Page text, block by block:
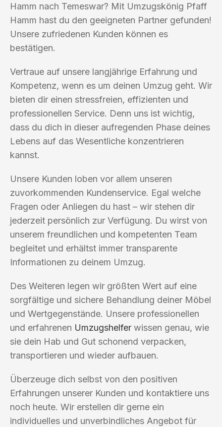
Hamm nach Temeswar? Mit Umzugskönig Pfaff
Hamm hast du den geeigneten Partner gefunden!
Unsere zufriedenen Kunden können es
bestätigen.
Vertraue auf unsere langjährige Erfahrung und
Kompetenz, wenn es um deinen Umzug geht. Wir
bieten dir einen stressfreien, effizienten und
professionellen Service. Denn uns ist wichtig,
dass du dich in dieser aufregenden Phase deines
Lebens auf das Wesentliche konzentrieren
kannst.
Unsere Kunden loben vor allem unseren
zuvorkommenden Kundenservice. Egal welche
Fragen oder Anliegen du hast – wir stehen dir
jederzeit persönlich zur Verfügung. Du wirst von
unserem freundlichen und kompetenten Team
begleitet und erhältst immer transparente
Informationen zu deinem Umzug.
Des Weiteren legen wir größten Wert auf eine
sorgfältige und sichere Behandlung deiner Möbel
und Wertgegenstände. Unsere professionellen
und erfahrenen Umzugshelfer wissen genau, wie
sie dein Hab und Gut schonend verpacken,
transportieren und wieder aufbauen.
Überzeuge dich selbst von den positiven
Erfahrungen unserer Kunden und kontaktiere uns
noch heute. Wir erstellen dir gerne ein
individuelles und unverbindliches Angebot für